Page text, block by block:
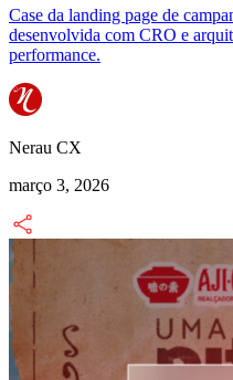
Case da landing page de
desenvolvida com CRO e
performance.
Nerau CX
março 3, 2026